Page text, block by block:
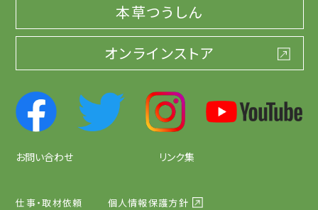
本草つうしん
オンラインストア
お問い合わせ リンク集
仕事・取材依頼 個人情報保護方針